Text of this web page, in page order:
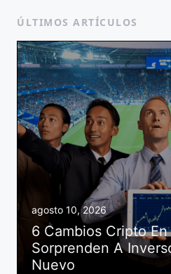
ÚLTIMOS ARTÍCULOS
agosto 10, 2026
6 Cambios Cripto
Sorprenden A
Nuevo